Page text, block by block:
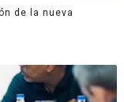
de la nueva